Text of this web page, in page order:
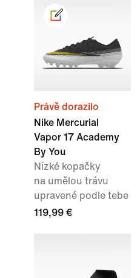
Právě dorazilo
Nike Mercurial
Vapor 17 Academy
By You
Nízké kopačky
na umělou trávu
upravené podle tebe
119,99 €